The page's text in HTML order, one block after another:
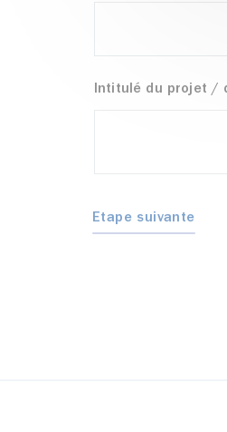
Intitulé du projet /
Etape suivante